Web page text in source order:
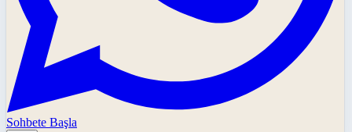
Sohbete Başla